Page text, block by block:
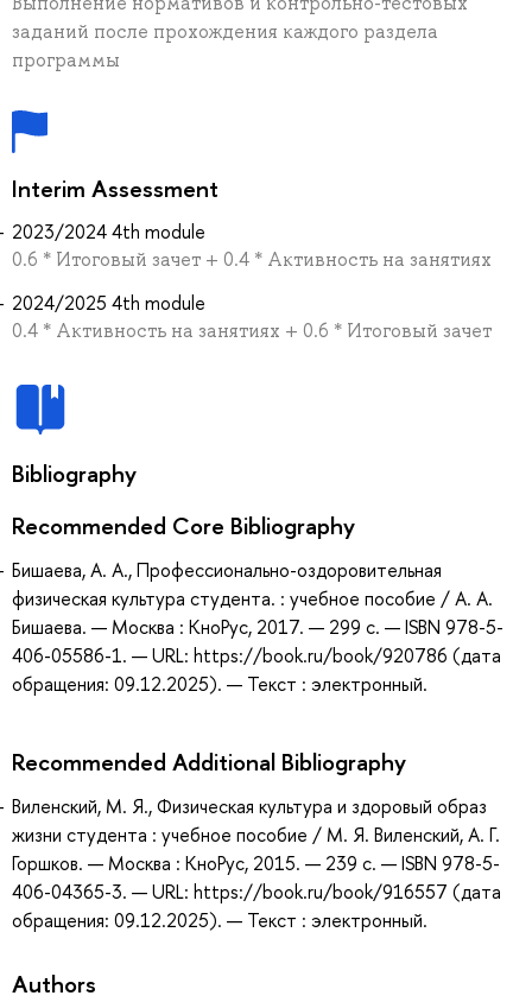
заданий после прохождения каждого раздела
программы
Interim Assessment
2023/2024 4th module
0.6 * Итоговый зачет + 0.4 * Активность на занятиях
2024/2025 4th module
0.4 * Активность на занятиях + 0.6 * Итоговый зачет
Bibliography
Recommended Core Bibliography
Бишаева, А. А., Профессионально-оздоровительная
физическая культура студента. : учебное пособие / А. А.
Бишаева. — Москва : КноРус, 2017. — 299 с. — ISBN 978-5-
406-05586-1. — URL: https://book.ru/book/920786 (дата
обращения: 09.12.2025). — Текст : электронный.
Recommended Additional Bibliography
Виленский, М. Я., Физическая культура и здоровый образ
жизни студента : учебное пособие / М. Я. Виленский, А. Г.
Горшков. — Москва : КноРус, 2015. — 239 с. — ISBN 978-5-
406-04365-3. — URL: https://book.ru/book/916557 (дата
обращения: 09.12.2025). — Текст : электронный.
Authors